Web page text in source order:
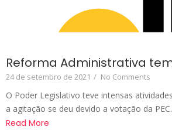
Reforma Administrativa
24 de setembro de 2021 / No Comments
O Poder Legislativo teve intensas
a agitação se deu devido a votação da
Read More